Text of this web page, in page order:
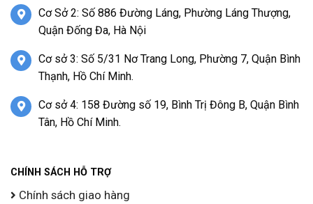
Cơ Sở 2: Số 886 Đường Láng, Phường Láng Thượng,
Quận Đống Đa, Hà Nội
Cơ sở 3: Số 5/31 Nơ Trang Long, Phường 7, Quận Bình
Thạnh, Hồ Chí Minh.
Cơ sở 4: 158 Đường số 19, Bình Trị Đông B, Quận Bình
Tân, Hồ Chí Minh.
CHÍNH SÁCH HỖ TRỢ
Chính sách giao hàng